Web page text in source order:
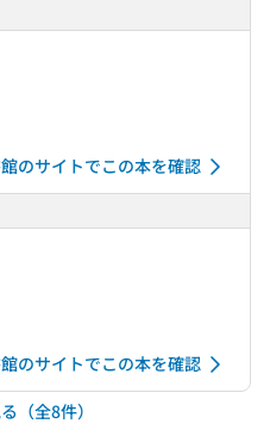
のサイトでこの本を確認
のサイトでこの本を確認
（全8件）